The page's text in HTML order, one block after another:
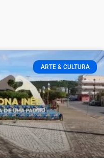
ARTE & CULTURA